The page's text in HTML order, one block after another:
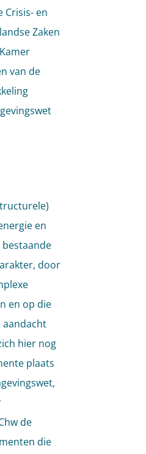
Crisis- en
Zaken
van de
en
bestaande
door
en op die
aandacht
hier nog
plaats
de
die